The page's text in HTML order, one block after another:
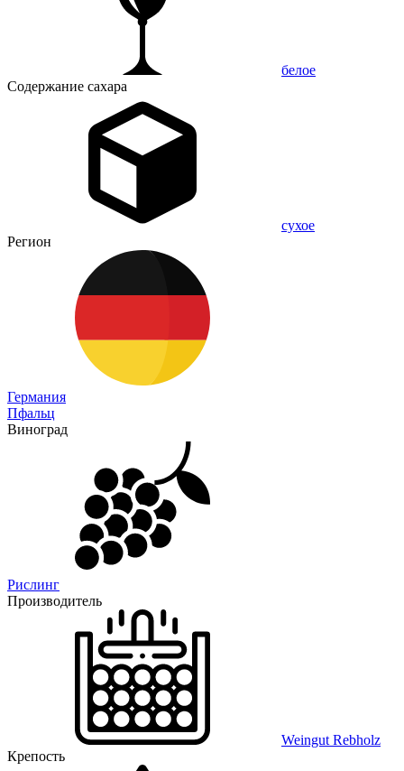
белое
Содержание сахара
сухое
Регион
Германия
Пфальц
Виноград
Рислинг
Производитель
Weingut Rebholz
Крепость